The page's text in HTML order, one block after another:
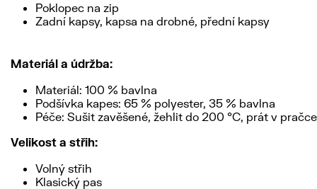
Poklopec na zip
Zadní kapsy, kapsa na drobné, přední kapsy
Materiál a údržba:
Materiál: 100 % bavlna
Podšívka kapes: 65 % polyester, 35 % bavlna
Péče: Sušit zavěšené, žehlit do 200 °C, prát v
Velikost a střih:
Volný střih
Klasický pas